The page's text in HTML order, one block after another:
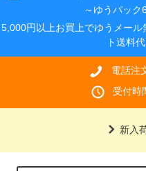
～ゆうパック
5,000円以上お買上でゆうメー
ト送料
電話注
受付時
新入